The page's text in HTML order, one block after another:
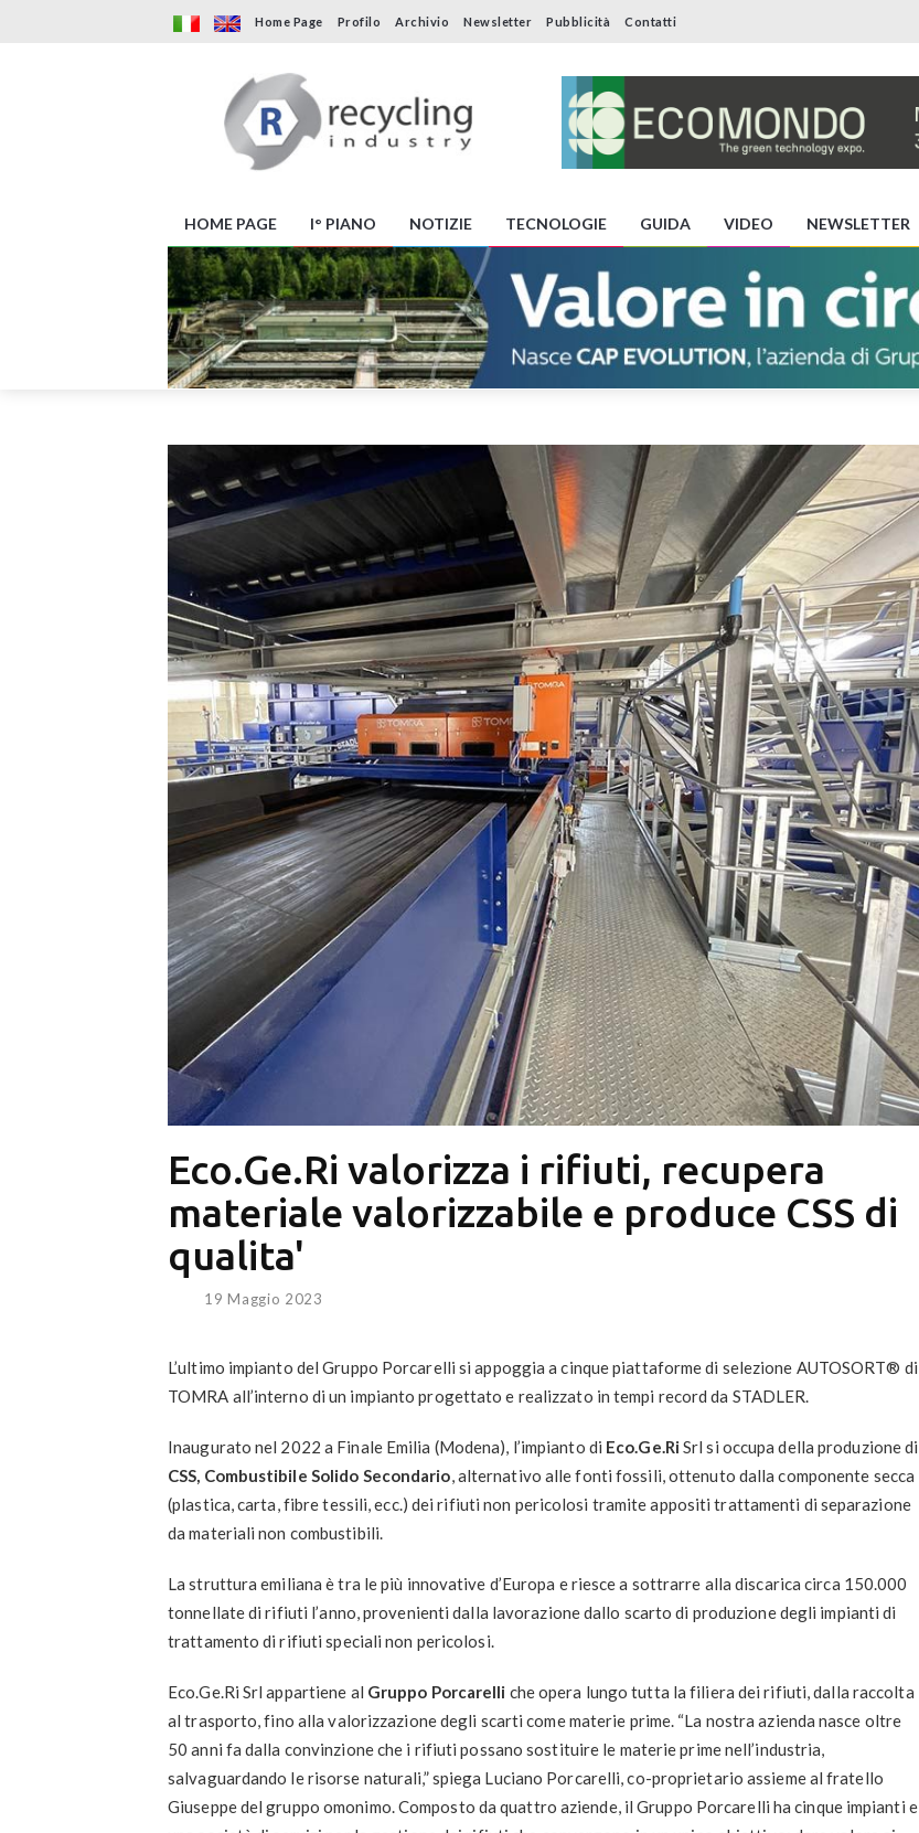
Home Page Profilo Archivio Newsletter Pubblicità Contatti
HOME PAGE I° PIANO NOTIZIE TECNOLOGIE GUIDA VIDEO NEWSLETTER
Eco.Ge.Ri valorizza i rifiuti, recupera
materiale valorizzabile e produce CSS di
qualita'
19 Maggio 2023
L’ultimo impianto del Gruppo Porcarelli si appoggia a cinque piattaforme di selezione AUTOSORT® di
TOMRA all’interno di un impianto progettato e realizzato in tempi record da STADLER.
Inaugurato nel 2022 a Finale Emilia (Modena), l’impianto di Eco.Ge.Ri Srl si occupa della produzione di
CSS, Combustibile Solido Secondario , alternativo alle fonti fossili, ottenuto dalla componente secca
(plastica, carta, fibre tessili, ecc.) dei rifiuti non pericolosi tramite appositi trattamenti di separazione
da materiali non combustibili.
La struttura emiliana è tra le più innovative d’Europa e riesce a sottrarre alla discarica circa 150.000
tonnellate di rifiuti l’anno, provenienti dalla lavorazione dallo scarto di produzione degli impianti di
trattamento di rifiuti speciali non pericolosi.
Eco.Ge.Ri Srl appartiene al Gruppo Porcarelli che opera lungo tutta la filiera dei rifiuti, dalla raccolta
al trasporto, fino alla valorizzazione degli scarti come materie prime. “La nostra azienda nasce oltre
50 anni fa dalla convinzione che i rifiuti possano sostituire le materie prime nell’industria,
salvaguardando le risorse naturali,” spiega Luciano Porcarelli, co-proprietario assieme al fratello
Giuseppe del gruppo omonimo. Composto da quattro aziende, il Gruppo Porcarelli ha cinque impianti e